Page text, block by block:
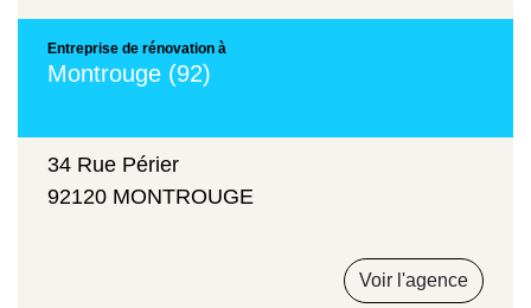
8200 à 11 300 euros
Ce tarif inclut généralement la fourniture,
l'installation et la mise en service par un
professionnel. Les avis en ligne sont
votre système de chauffage à Montrouge,
notre entreprise de rénovation est la
Entreprise de rénovation à
Montrouge (92)
34 Rue Périer
92120 MONTROUGE
Voir l'agence